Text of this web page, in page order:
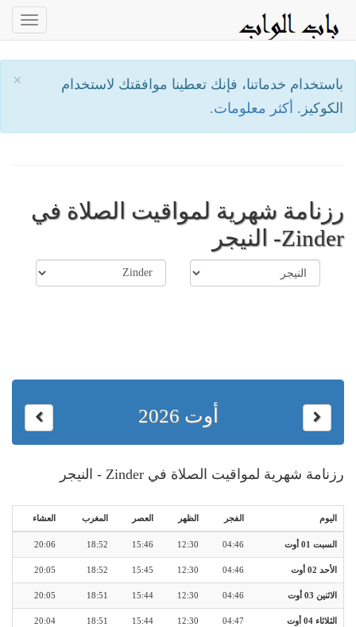
×
باستخدام خدماتنا، فإنك تعطينا موافقتك لاستخدام
الكوكيز. أكثر معلومات.
رزنامة شهرية لمواقيت الصلاة في
Zinder- النيجر
أوت 2026
رزنامة شهرية لمواقيت الصلاة في Zinder - النيجر
اليوم الفجر الظهر العصر المغرب العشاء
السبت 01 أوت 04:46
12:30
15:46
18:52
20:06
الأحد 02 أوت 04:46
12:30
15:45
18:52
20:05
الاثنين 03 أوت 04:46
12:30
15:44
18:51
20:05
الثلاثاء 04 أوت 04:47
12:30
15:44
18:51
20:04